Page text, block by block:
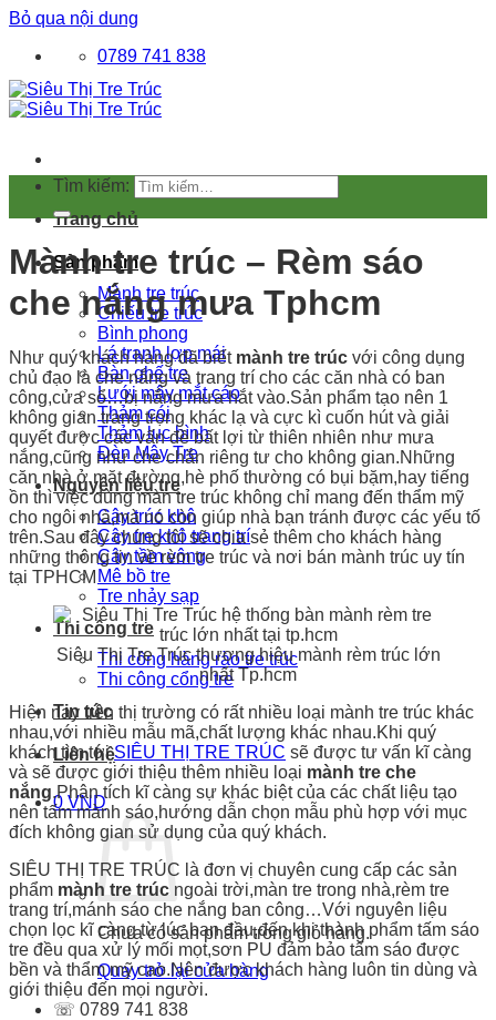
Bỏ qua nội dung
0789 741 838
Trang chủ
Sản phẩm
Mành tre trúc
Chiếu tre trúc
Bình phong
Lá tranh lợp mái
Bàn ghế tre
Lưới mây mắt cáo
Thảm cói
Thảm lục bình
Đèn Mây Tre
Nguyên liệu tre
Cây trúc khô
Cây tre khô trang trí
Cây tầm vông
Mê bồ tre
Tre nhảy sạp
Thi công tre
Thi công hàng rào tre trúc
Thi công cổng tre
Tin tức
Liên hệ
0 VND
Chưa có sản phẩm trong giỏ hàng.
Quay trở lại cửa hàng
☏ 0789 741 838
Tìm kiếm:
Mành tre trúc – Rèm sáo
che nắng mưa Tphcm
Như quý khách hàng đã biết mành tre trúc với công dụng
chủ đạo là che nắng và trang trí cho các căn nhà có ban
công,cửa sổ…bị nắng mưa hắt vào.Sản phẩm tạo nên 1
không gian trang trọng khác lạ và cực kì cuốn hút và giải
quyết được các vấn đề bất lợi từ thiên nhiên như mưa
nắng,cũng như che chắn riêng tư cho không gian.Những
căn nhà ở mặt đường,hè phố thường có bụi bặm,hay tiếng
ồn thì việc dùng màn tre trúc không chỉ mang đến thẩm mỹ
cho ngôi nhà,mà nó còn giúp nhà bạn tránh được các yếu tố
trên.Sau đây chúng tôi sẽ chia sẻ thêm cho khách hàng
những thông tin về rèm tre trúc và nơi bán mành trúc uy tín
tại TPHCM
Siêu Thị Tre Trúc thương hiệu mành rèm trúc lớn
nhất Tp.hcm
Hiện nay trên thị trường có rất nhiều loại mành tre trúc khác
nhau,với nhiều mẫu mã,chất lượng khác nhau.Khi quý
khách tìm tớiSIÊU THỊ TRE TRÚC sẽ được tư vấn kĩ càng
và sẽ được giới thiệu thêm nhiều loại mành tre che
nắng.Phân tích kĩ càng sự khác biệt của các chất liệu tạo
nên tấm mành sáo,hướng dẫn chọn mẫu phù hợp với mục
đích không gian sử dụng của quý khách.
SIÊU THỊ TRE TRÚC là đơn vị chuyên cung cấp các sản
phẩm mành tre trúc ngoài trời,màn tre trong nhà,rèm tre
trang trí,mánh sáo che nắng ban công…Với nguyên liệu
chọn lọc kĩ càng từ lúc ban đầu,đến khi thành phẩm tấm sáo
tre đều qua xử lý mối mọt,sơn PU đảm bảo tấm sáo được
bền và thẩm mỹ cao.Nên được khách hàng luôn tin dùng và
giới thiệu đến mọi người.